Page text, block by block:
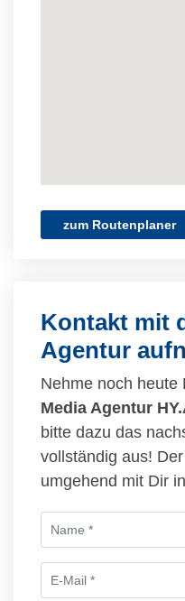
zum Routenplaner
Kontakt mit
Agentur
Nehme noch heute
Media Agentur
bitte dazu das
vollständig aus!
umgehend mit Dir